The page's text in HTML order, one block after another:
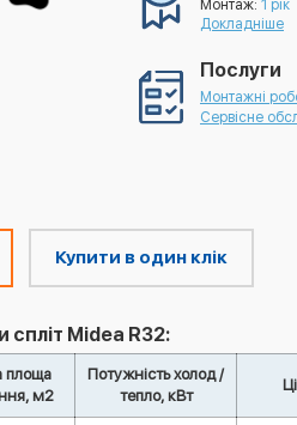
Монтаж: 1 рік
Докладніше
Послуги
Монтажні
Сервісне
Купити в один клік
спліт Midea R32:
площа
м2
Потужність холод /
тепло, кВт